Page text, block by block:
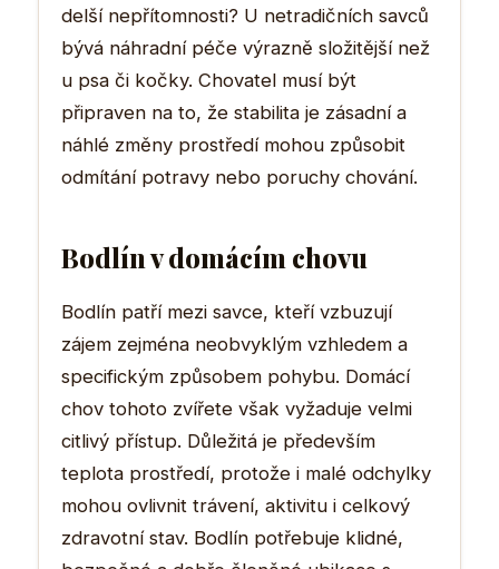
delší nepřítomnosti? U netradičních savců
bývá náhradní péče výrazně složitější než
u psa či kočky. Chovatel musí být
připraven na to, že stabilita je zásadní a
náhlé změny prostředí mohou způsobit
odmítání potravy nebo poruchy chování.
Bodlín v domácím chovu
Bodlín patří mezi savce, kteří vzbuzují
zájem zejména neobvyklým vzhledem a
specifickým způsobem pohybu. Domácí
chov tohoto zvířete však vyžaduje velmi
citlivý přístup. Důležitá je především
teplota prostředí, protože i malé odchylky
mohou ovlivnit trávení, aktivitu i celkový
zdravotní stav. Bodlín potřebuje klidné,